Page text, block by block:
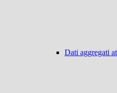
Dati aggregati